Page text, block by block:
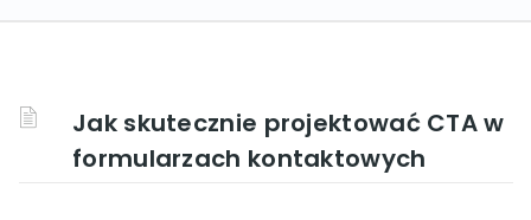
Jak skutecznie projektować CTA w
formularzach kontaktowych